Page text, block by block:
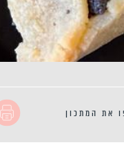
את המתכון